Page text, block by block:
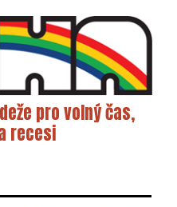
pro volný čas,
recesi